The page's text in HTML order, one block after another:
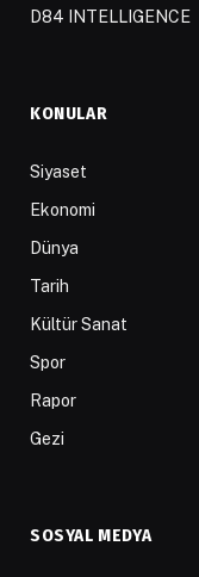
D84 INTELLIGENCE
KONULAR
Siyaset
Ekonomi
Dünya
Tarih
Kültür Sanat
Spor
Rapor
Gezi
SOSYAL MEDYA